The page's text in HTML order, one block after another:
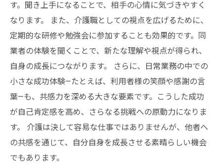
す。聞き上手になることで、相手の心情に気づきやすく
なります。 また、介護職としての視点を広げるために、
定期的な研修や勉強会に参加することも効果的です。同
業者の体験を聞くことで、新たな理解や視点が得られ、
自身の成長につながります。 さらに、日常業務の中での
小さな成功体験—たとえば、利用者様の笑顔や感謝の言
葉—も、共感力を深める大きな要素です。こうした成功
が自己肯定感を高め、さらなる挑戦への原動力になりま
す。 介護は決して容易な仕事ではありませんが、他者へ
の共感を通じて、自分自身を成長させる素晴らしい機会
でもあります。